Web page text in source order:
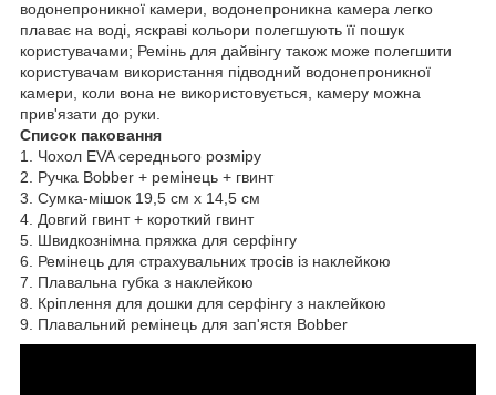
водонепроникної камери, водонепроникна камера легко
плаває на воді, яскраві кольори полегшують її пошук
користувачами; Ремінь для дайвінгу також може полегшити
користувачам використання підводний водонепроникної
камери, коли вона не використовується, камеру можна
прив'язати до руки.
Список паковання
1. Чохол EVA середнього розміру
2. Ручка Bobber + ремінець + гвинт
3. Сумка-мішок 19,5 см x 14,5 см
4. Довгий гвинт + короткий гвинт
5. Швидкознімна пряжка для серфінгу
6. Ремінець для страхувальних тросів із наклейкою
7. Плавальна губка з наклейкою
8. Кріплення для дошки для серфінгу з наклейкою
9. Плавальний ремінець для зап'ястя Bobber